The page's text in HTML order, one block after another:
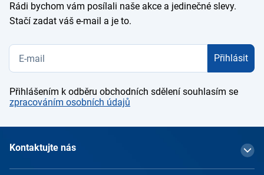
Rádi bychom vám posílali naše akce a jedinečné slevy.
Stačí zadat váš e-mail a je to.
Přihlásit
Přihlášením k odběru obchodních sdělení souhlasím se
zpracováním osobních údajů
Kontaktujte nás